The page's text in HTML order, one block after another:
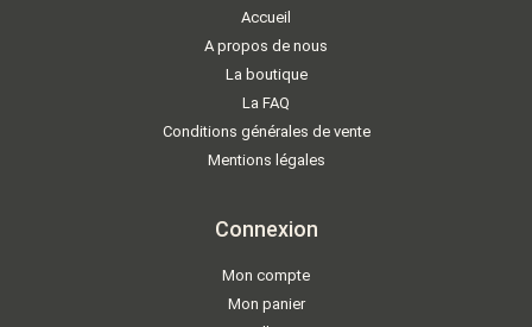
Accueil
A propos de nous
La boutique
La FAQ
Conditions générales de vente
Mentions légales
Connexion
Mon compte
Mon panier